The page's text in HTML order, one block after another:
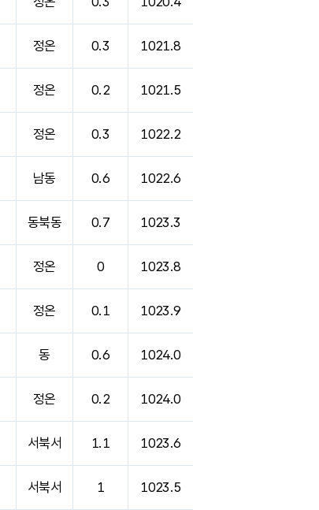
정온 0.3 1021.8
정온 0.2 1021.5
정온 0.3 1022.2
남동 0.6 1022.6
동북동 0.7 1023.3
정온 0 1023.8
정온 0.1 1023.9
동 0.6 1024.0
정온 0.2 1024.0
서북서 1.1 1023.6
서북서 1 1023.5